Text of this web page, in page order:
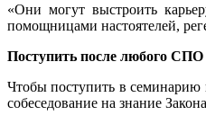
«Они могут выстроить
помощницами настоятелей,
Поступить после любого СПО
Чтобы поступить в семинарию
собеседование на знание